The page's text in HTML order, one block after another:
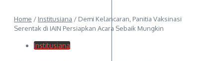
Home / Institusiana / Demi Kelancaran, Panitia Vaksinasi
Serentak di IAIN Persiapkan Acara Sebaik Mungkin
Institusiana